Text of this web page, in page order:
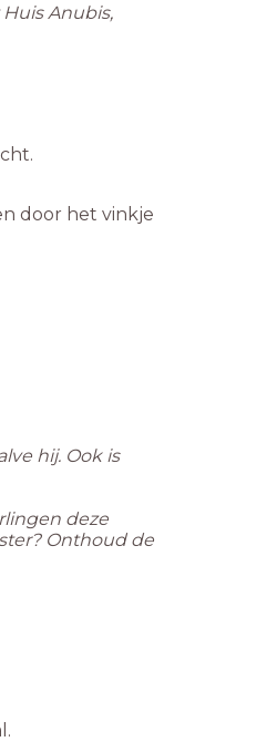
Huis Anubis,
door het vinkje
hij. Ook is
deze
Onthoud de